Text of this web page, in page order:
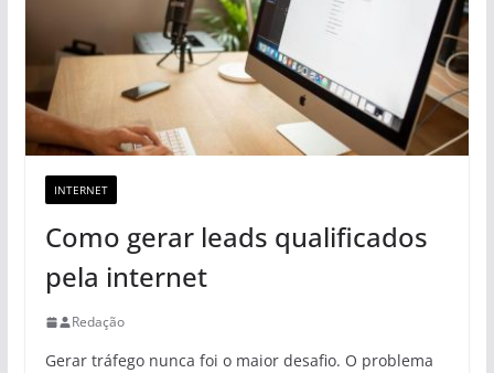
INTERNET
Como gerar leads qualificados
pela internet
Redação
Gerar tráfego nunca foi o maior desafio. O problema